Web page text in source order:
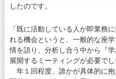
したのです。
「既に活動している人が即業務
れる機会というと、一般的な座
情を語り、分析し合う中から『
展開するミーティングが必要でし
年１回程度、誰かが具体的に